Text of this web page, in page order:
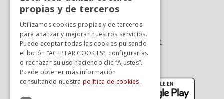
Tel. +34 976 900 085
Tel. +34 900 923 181
info.zaragoza@avanzagrupo.com
Sugerencias y reclamaciones
Descarga la APP:
(se abre en nueva ventana)
(se
propias y de terceros
Utilizamos cookies propias y de terceros
para analizar y mejorar nuestros servicios.
Puede aceptar todas las cookies pulsando
el botón “ACEPTAR COOKIES”, configurarlas
o rechazar su uso haciendo clic “Ajustes”.
Puede obtener más información
consultando nuestra política de cookies.